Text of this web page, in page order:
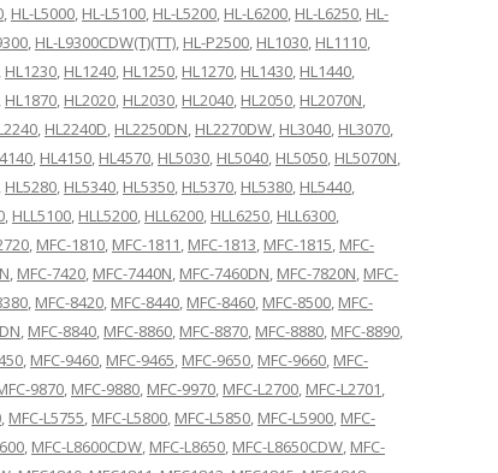
, HL-L5000, HL-L5100, HL-L5200, HL-L6200, HL-L6250, HL-
, HL-L9300CDW(T)(TT), HL-P2500, HL1030, HL1110,
, HL1230, HL1240, HL1250, HL1270, HL1430, HL1440,
, HL1870, HL2020, HL2030, HL2040, HL2050, HL2070N,
, HL2240D, HL2250DN, HL2270DW, HL3040, HL3070,
, HL4150, HL4570, HL5030, HL5040, HL5050, HL5070N,
, HL5280, HL5340, HL5350, HL5370, HL5380, HL5440,
, HLL5100, HLL5200, HLL6200, HLL6250, HLL6300,
, MFC-1810, MFC-1811, MFC-1813, MFC-1815, MFC-
, MFC-7420, MFC-7440N, MFC-7460DN, MFC-7820N, MFC-
, MFC-8420, MFC-8440, MFC-8460, MFC-8500, MFC-
, MFC-8840, MFC-8860, MFC-8870, MFC-8880, MFC-8890,
, MFC-9460, MFC-9465, MFC-9650, MFC-9660, MFC-
9870, MFC-9880, MFC-9970, MFC-L2700, MFC-L2701,
, MFC-L5755, MFC-L5800, MFC-L5850, MFC-L5900, MFC-
, MFC-L8600CDW, MFC-L8650, MFC-L8650CDW, MFC-